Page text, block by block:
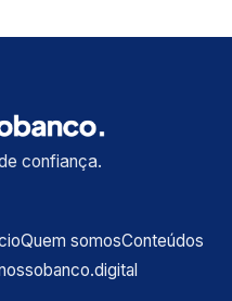
confiança.
Quem somosConteúdos